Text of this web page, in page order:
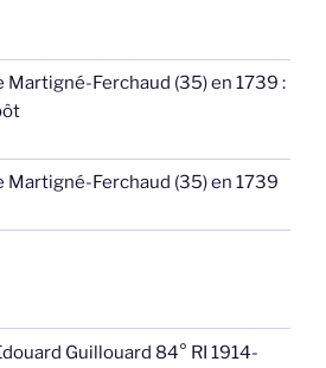
Martigné-Ferchaud (35) en 1739 :
Martigné-Ferchaud (35) en 1739
Guillouard 84° RI 1914-